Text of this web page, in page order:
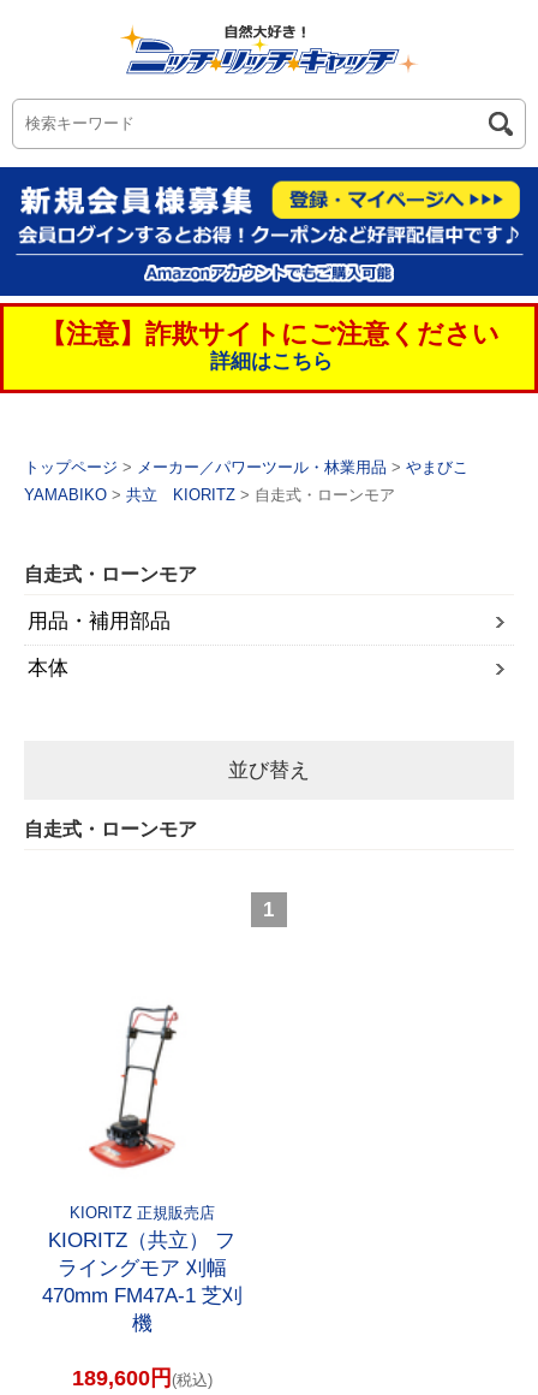
【注意】詐欺サイトにご注意ください
詳細はこちら
トップページ > メーカー／パワーツール・林業用品 > やまびこ
YAMABIKO > 共立 KIORITZ > 自走式・ローンモア
自走式・ローンモア
用品・補用部品
本体
並び替え
自走式・ローンモア
1
KIORITZ 正規販売店
KIORITZ（共立） フ
ライングモア 刈幅
470mm FM47A-1 芝刈
機
189,600円 (税込)